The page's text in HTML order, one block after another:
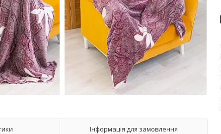
Інформація для замовлення